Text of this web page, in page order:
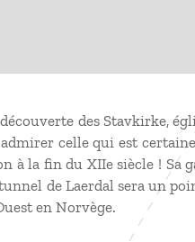
des Stavkirke,
celle qui est
à la fin du XIIe siècle ! Sa
de Laerdal sera un
en Norvège.